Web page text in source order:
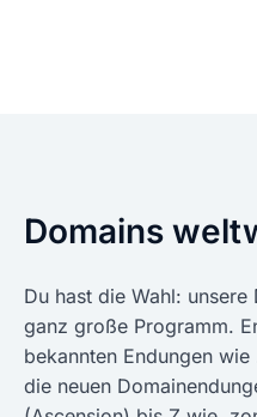
Domains
Du hast die Wahl:
ganz große Programm.
bekannten Endungen
die neuen